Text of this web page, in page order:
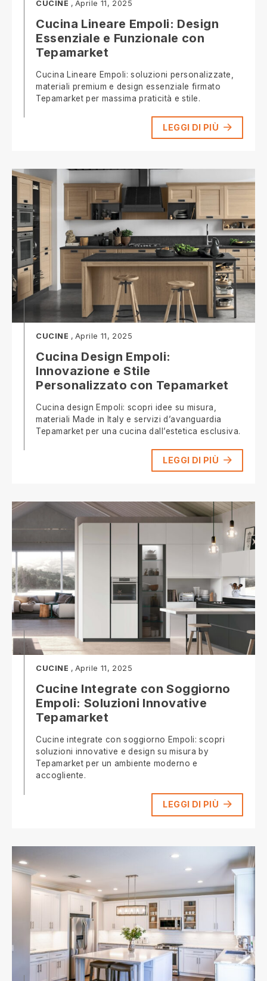
CUCINE Aprile 11, 2025
Cucina Lineare Empoli: Design
Essenziale e Funzionale con
Tepamarket
Cucina Lineare Empoli: soluzioni personalizzate,
materiali premium e design essenziale firmato
Tepamarket per massima praticità e stile.
LEGGI DI PIÙ
CUCINE Aprile 11, 2025
Cucina Design Empoli:
Innovazione e Stile
Personalizzato con Tepamarket
Cucina design Empoli: scopri idee su misura,
materiali Made in Italy e servizi d’avanguardia
Tepamarket per una cucina dall’estetica esclusiva.
LEGGI DI PIÙ
CUCINE Aprile 11, 2025
Cucine Integrate con Soggiorno
Empoli: Soluzioni Innovative
Tepamarket
Cucine integrate con soggiorno Empoli: scopri
soluzioni innovative e design su misura by
Tepamarket per un ambiente moderno e
accogliente.
LEGGI DI PIÙ